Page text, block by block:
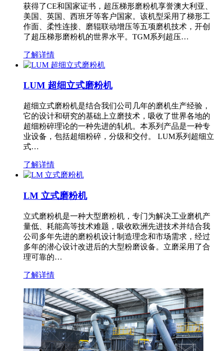
获得了CE和国家证书，超压梯形磨粉机享誉澳大利亚、
美国、英国、西班牙等客户国家。该机型采用了梯形工
作面、柔性连接、磨辊联动增压等五项磨机技术，开创
了超压梯形磨粉机的世界水平。TGM系列超压…
了解详情
LUM 超细立式磨粉机
超细立式磨粉机是结合我们公司几年的磨机生产经验，
它的设计和研究的基础上立磨技术，吸收了世界各地的
超细粉碎理论的一种先进的轧机。本系列产品是一种专
业设备，包括超细粉碎，分级和交付。 LUM系列超细立
式…
了解详情
LM 立式磨粉机
立式磨粉机是一种大型磨粉机，专门为解决工业磨机产
量低、耗能高等技术难题，吸收欧洲先进技术并结合我
公司多年先进的磨粉机设计制造理念和市场需求，经过
多年的潜心设计改进后的大型粉磨设备。立磨采用了合
理可靠的…
了解详情